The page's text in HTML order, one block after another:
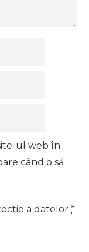
ul web în
când o să
a datelor *